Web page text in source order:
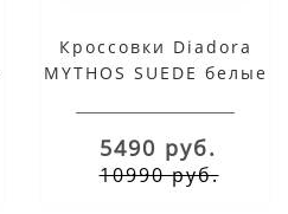
Кроссовки Diadora
MYTHOS SUEDE белые
5490 руб.
10990 руб.